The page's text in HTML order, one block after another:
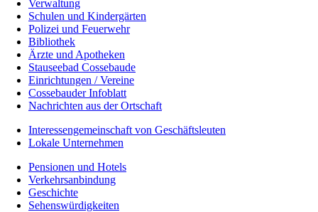
Verwaltung
Schulen und Kindergärten
Polizei und Feuerwehr
Bibliothek
Ärzte und Apotheken
Stauseebad Cossebaude
Einrichtungen / Vereine
Cossebauder Infoblatt
Nachrichten aus der Ortschaft
Interessengemeinschaft von Geschäftsleuten
Lokale Unternehmen
Pensionen und Hotels
Verkehrsanbindung
Geschichte
Sehenswürdigkeiten